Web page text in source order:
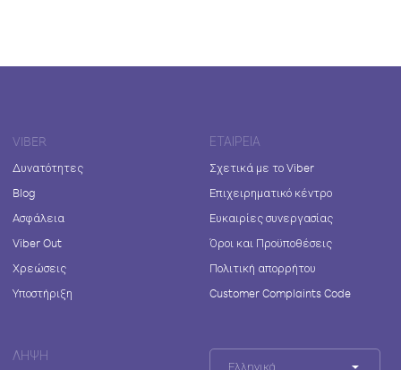
VIBER
Δυνατότητες
Blog
Ασφάλεια
Viber Out
Χρεώσεις
Υποστήριξη
ΕΤΑΙΡΕΊΑ
Σχετικά με το Viber
Επιχειρηματικό κέντρο
Ευκαιρίες συνεργασίας
Όροι και Προϋποθέσεις
Πολιτική απορρήτου
Customer Complaints Code
ΛΉΨΗ
Ελληνικά